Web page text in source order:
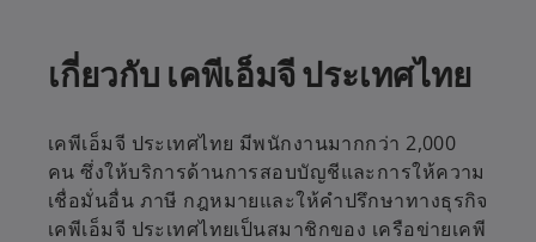
เกี่ยวกับ เคพีเอ็มจี ประเทศไทย
เคพีเอ็มจี ประเทศไทย มีพนักงานมากกว่า 2,000
คน ซึ่งให้บริการด้านการสอบบัญชีและการให้ความ
เชื่อมั่นอื่น ภาษี กฎหมายและให้คำปรึกษาทางธุรกิจ
เคพีเอ็มจี ประเทศไทยเป็นสมาชิกของ เครือข่ายเคพี